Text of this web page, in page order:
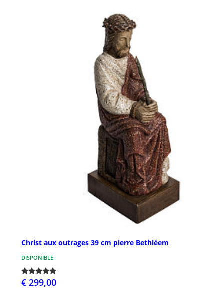
Christ aux outrages 39 cm pierre Bethléem
DISPONIBLE
€ 299,00